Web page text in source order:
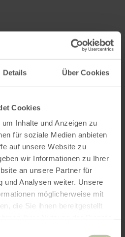
Details Über Cookies
Cookies
Inhalte und Anzeigen zu
für soziale Medien anbieten
auf unsere Website zu
wir Informationen zu Ihrer
an unsere Partner für
und Analysen weiter. Unsere
möglicherweise mit
die Sie ihnen bereitgestellt